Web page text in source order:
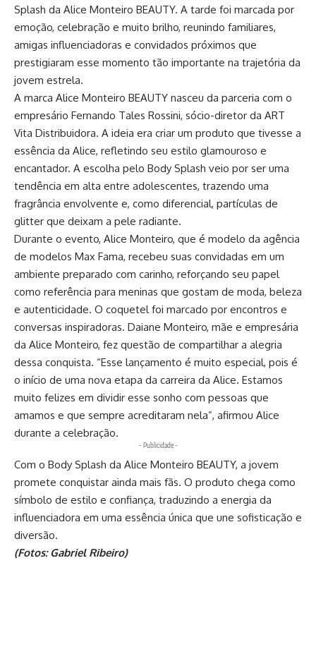
Splash da Alice Monteiro BEAUTY. A tarde foi marcada por
emoção, celebração e muito brilho, reunindo familiares,
amigas influenciadoras e convidados próximos que
prestigiaram esse momento tão importante na trajetória da
jovem estrela.
A marca Alice Monteiro BEAUTY nasceu da parceria com o
empresário Fernando Tales Rossini, sócio-diretor da ART
Vita Distribuidora. A ideia era criar um produto que tivesse a
essência da Alice, refletindo seu estilo glamouroso e
encantador. A escolha pelo Body Splash veio por ser uma
tendência em alta entre adolescentes, trazendo uma
fragrância envolvente e, como diferencial, partículas de
glitter que deixam a pele radiante.
Durante o evento, Alice Monteiro, que é modelo da agência
de modelos Max Fama, recebeu suas convidadas em um
ambiente preparado com carinho, reforçando seu papel
como referência para meninas que gostam de moda, beleza
e autenticidade. O coquetel foi marcado por encontros e
conversas inspiradoras. Daiane Monteiro, mãe e empresária
da Alice Monteiro, fez questão de compartilhar a alegria
dessa conquista. “Esse lançamento é muito especial, pois é
o início de uma nova etapa da carreira da Alice. Estamos
muito felizes em dividir esse sonho com pessoas que
amamos e que sempre acreditaram nela”, afirmou Alice
durante a celebração.
- Publicidade -
Com o Body Splash da Alice Monteiro BEAUTY, a jovem
promete conquistar ainda mais fãs. O produto chega como
símbolo de estilo e confiança, traduzindo a energia da
influenciadora em uma essência única que une sofisticação e
diversão.
(Fotos: Gabriel Ribeiro)